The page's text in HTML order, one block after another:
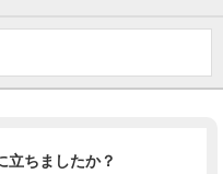
立ちましたか？